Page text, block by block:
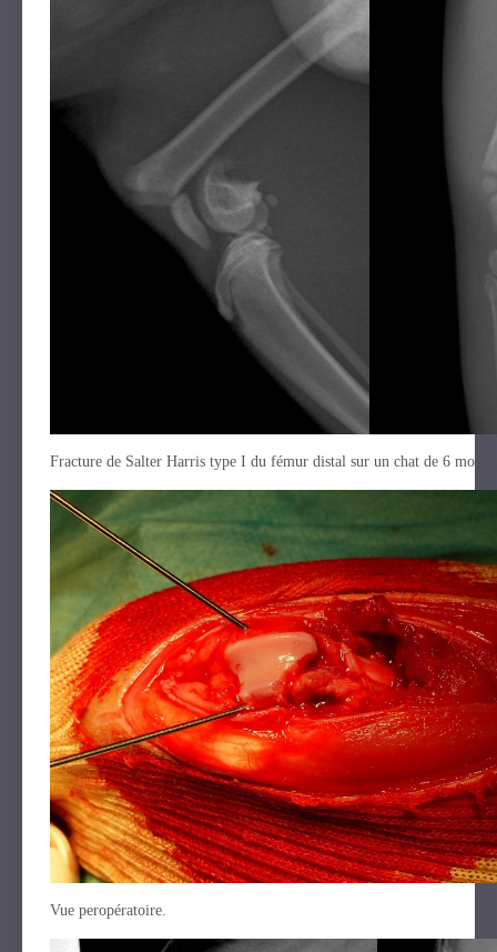
Fracture de Salter Harris type I du fémur distal sur un chat de 6 mois,
Vue peropératoire.